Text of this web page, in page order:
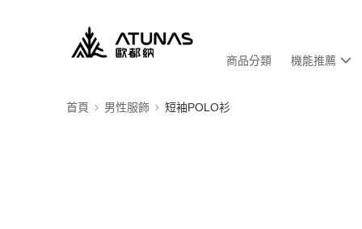
商品分類 機能推薦
首頁 男性服飾 短袖POLO衫